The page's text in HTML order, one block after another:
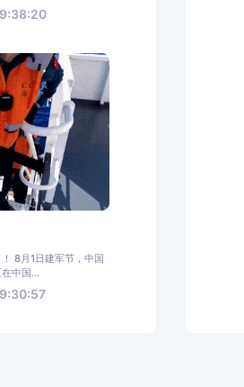
8月1日建军节，中国
中国...